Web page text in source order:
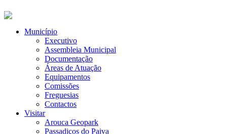
Município
Executivo
Assembleia Municipal
Documentação
Áreas de Atuação
Equipamentos
Comissões
Freguesias
Contactos
Visitar
Arouca Geopark
Passadiços do Paiva